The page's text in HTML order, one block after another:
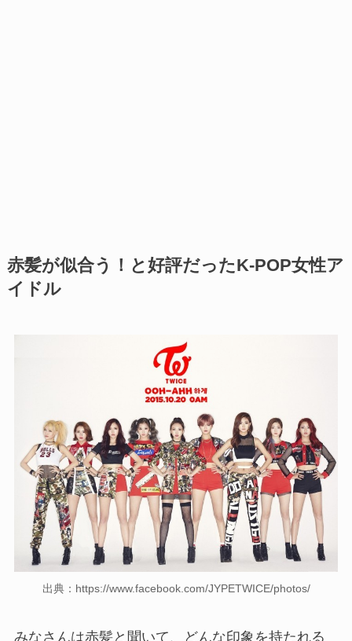
赤髪が似合う！と好評だったK-POP女性ア
イドル
出典：https://www.facebook.com/JYPETWICE/photos/
みなさんは赤髪と聞いて、どんな印象を持たれる